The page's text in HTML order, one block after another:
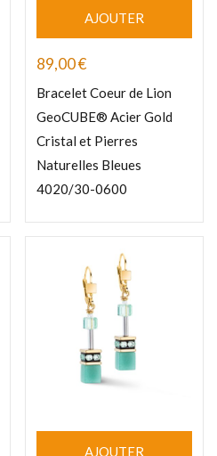
AJOUTER
89,00€
Bracelet Coeur de Lion
GeoCUBE® Acier Gold
Cristal et Pierres
Naturelles Bleues
4020/30-0600
AJOUTER